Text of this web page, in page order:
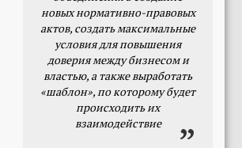
новых нормативно-правовых
актов, создать максимальные
условия для повышения
доверия между бизнесом и
властью, а также выработать
«шаблон», по которому будет
происходить их
взаимодействие